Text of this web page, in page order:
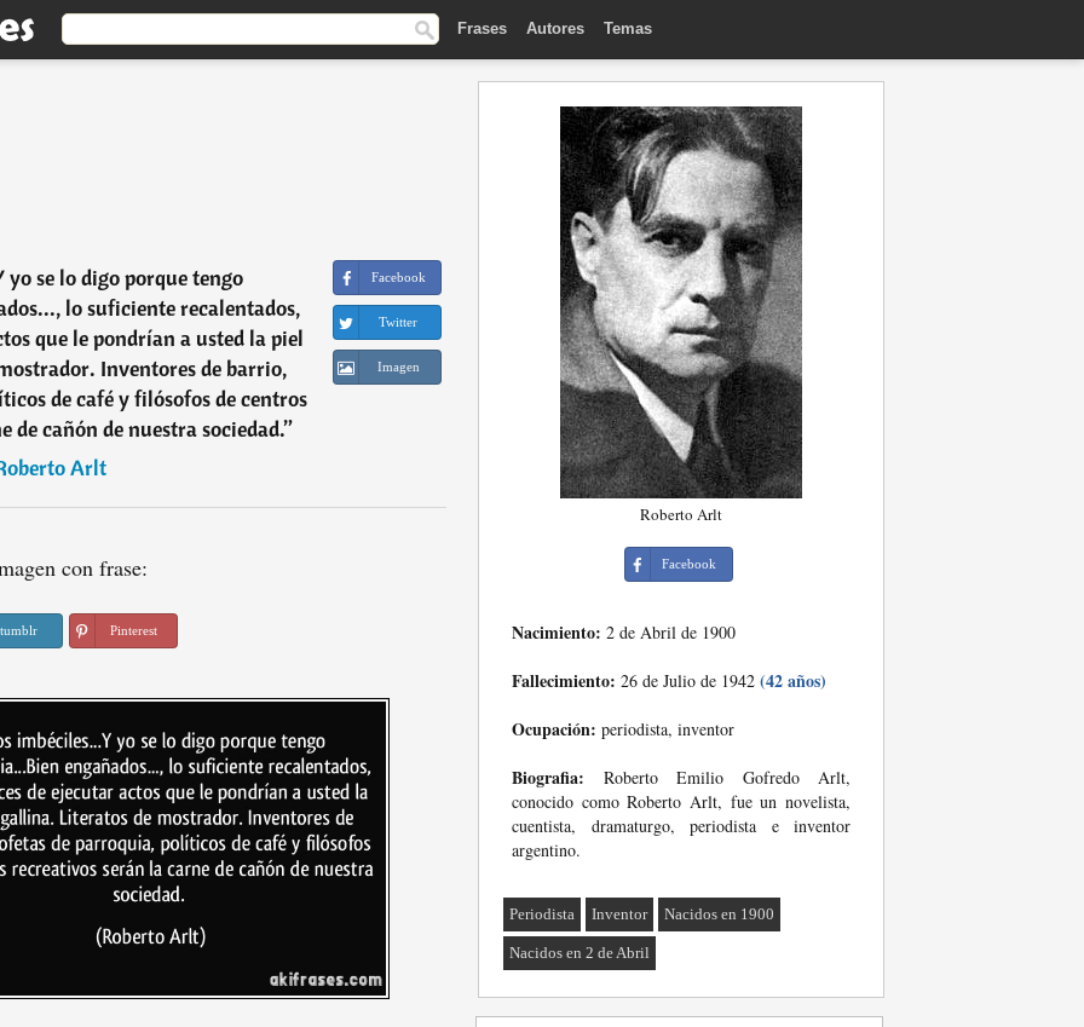
Frases Autores Temas
yo se lo digo porque tengo
lo suficiente recalentados,
que le pondrían a usted la piel
Inventores de barrio,
de café y filósofos de centros
de cañón de nuestra sociedad.”
Arlt
Facebook
Twitter
Imagen
con frase:
tumblr Pinterest
Roberto Arlt
Facebook
Nacimiento: 2 de Abril de 1900
Fallecimiento: 26 de Julio de 1942 (42 años)
Ocupación: periodista, inventor
Biografia: Roberto Emilio Gofredo Arlt,
conocido como Roberto Arlt, fue un novelista,
cuentista, dramaturgo, periodista e inventor
argentino.
Periodista Inventor Nacidos en 1900
Nacidos en 2 de Abril